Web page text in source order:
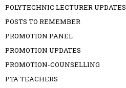
POLYTECHNIC LECTURER UPDATES
POSTS TO REMEMBER
PROMOTION PANEL
PROMOTION UPDATES
PROMOTION-COUNSELLING
PTA TEACHERS